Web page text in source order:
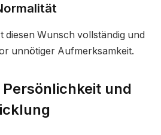
diesen Wunsch vollständig und
unnötiger Aufmerksamkeit.
und